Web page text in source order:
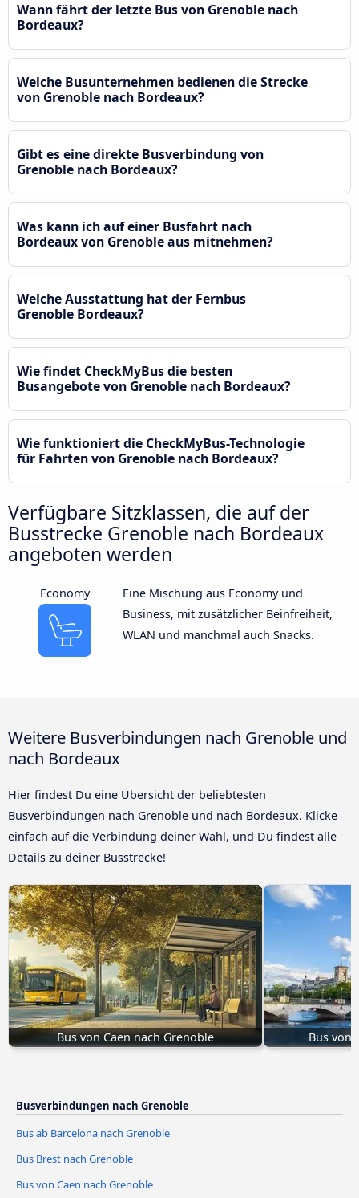
Wann fährt der letzte Bus von Grenoble nach
Bordeaux?
Welche Busunternehmen bedienen die Strecke
von Grenoble nach Bordeaux?
Gibt es eine direkte Busverbindung von
Grenoble nach Bordeaux?
Was kann ich auf einer Busfahrt nach
Bordeaux von Grenoble aus mitnehmen?
Welche Ausstattung hat der Fernbus
Grenoble Bordeaux?
Wie findet CheckMyBus die besten
Busangebote von Grenoble nach Bordeaux?
Wie funktioniert die CheckMyBus-Technologie
für Fahrten von Grenoble nach Bordeaux?
Verfügbare Sitzklassen, die auf der
Busstrecke Grenoble nach Bordeaux
angeboten werden
Economy
Eine Mischung aus Economy und
Business, mit zusätzlicher Beinfreiheit,
WLAN und manchmal auch Snacks.
Weitere Busverbindungen nach Grenoble und
nach Bordeaux
Hier findest Du eine Übersicht der beliebtesten
Busverbindungen nach Grenoble und nach Bordeaux. Klicke
einfach auf die Verbindung deiner Wahl, und Du findest alle
Details zu deiner Busstrecke!
Bus von Caen nach Grenoble Bus von
Busverbindungen nach Grenoble
Bus ab Barcelona nach Grenoble
Bus Brest nach Grenoble
Bus von Caen nach Grenoble